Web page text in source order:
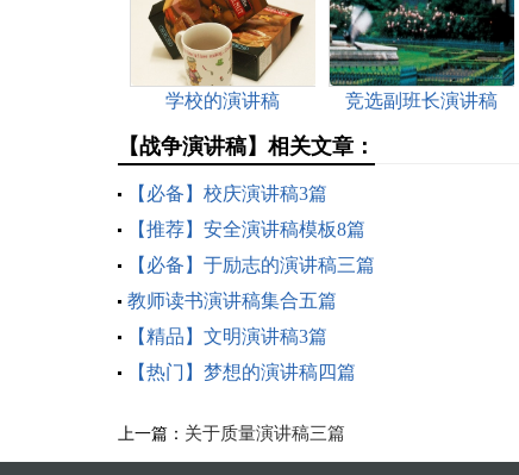
学校的演讲稿 竞选副班长演讲稿
【战争演讲稿】相关文章：
【必备】校庆演讲稿3篇
【推荐】安全演讲稿模板8篇
【必备】于励志的演讲稿三篇
教师读书演讲稿集合五篇
【精品】文明演讲稿3篇
【热门】梦想的演讲稿四篇
上一篇： 关于质量演讲稿三篇